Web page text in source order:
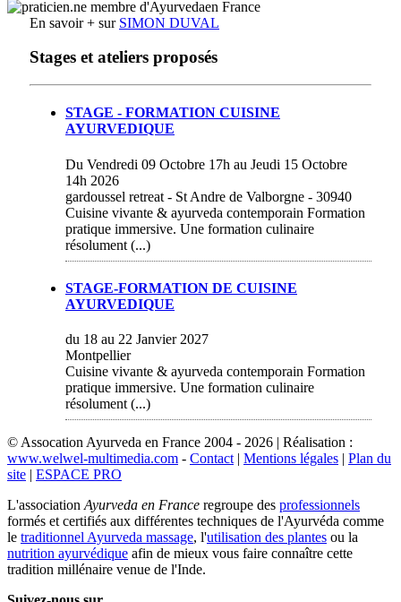
En savoir + sur SIMON DUVAL
Stages et ateliers proposés
STAGE - FORMATION CUISINE
AYURVEDIQUE
Du Vendredi 09 Octobre 17h au Jeudi 15 Octobre
14h 2026
gardoussel retreat - St Andre de Valborgne - 30940
Cuisine vivante & ayurveda contemporain Formation
pratique immersive. Une formation culinaire
résolument (...)
STAGE-FORMATION DE CUISINE
AYURVEDIQUE
du 18 au 22 Janvier 2027
Montpellier
Cuisine vivante & ayurveda contemporain Formation
pratique immersive. Une formation culinaire
résolument (...)
© Assocation Ayurveda en France 2004 - 2026 | Réalisation :
www.welwel-multimedia.com - Contact | Mentions légales | Plan du
site | ESPACE PRO
L'association Ayurveda en France regroupe des professionnels
formés et certifiés aux différentes techniques de l'Ayurvéda comme
le traditionnel Ayurveda massage, l'utilisation des plantes ou la
nutrition ayurvédique afin de mieux vous faire connaître cette
tradition millénaire venue de l'Inde.